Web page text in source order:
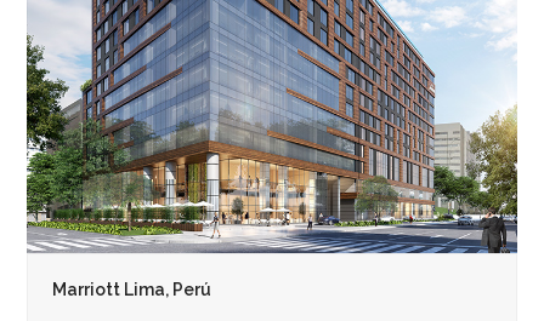
Marriott Lima, Perú